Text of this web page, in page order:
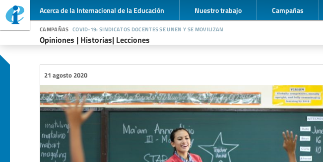
Acerca de la Internacional de la Educación Nuestro trabajo Campañas
Opiniones | Historias| Lecciones
campañas covid-19: sindicatos docentes se unen y se movilizan
21 agosto 2020